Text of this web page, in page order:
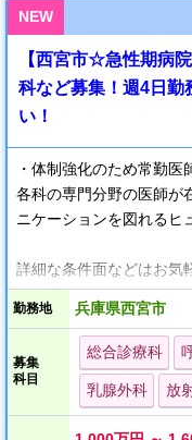
NEW
【西宮市☆急性期病
科など募集！週4日勤
い！
・体制強化のため常勤医
各科の専門分野の医師が
ニケーションを図れるヒ
詳細な条件面などはお気
にお問い合わせください
勤務地 兵庫県西宮市
募集
科目
総合診療科
乳腺外科 放